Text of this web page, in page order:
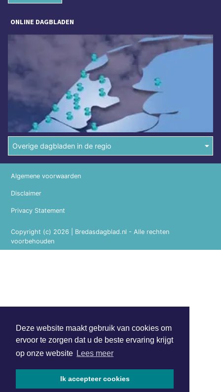
Deze website maakt gebruik van cookies om
ervoor te zorgen dat u de beste ervaring krijgt
op onze website Lees meer
Ik accepteer cookies
ONLINE DAGBLADEN
Overige dagbladen in de regio
Copyright (c) 2026 | Bredasdagblad.nl - Alle rechten
voorbehouden
Algemene voorwaarden
Disclaimer
Privacy Statement